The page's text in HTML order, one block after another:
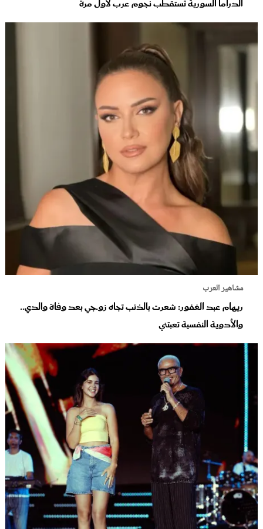
الدراما السورية تستقطب نجوم عرب لأول مرة
مشاهير العرب
ريهام عبد الغفور: شعرت بالذنب تجاه زوجي بعد وفاة والدي..
والأدوية النفسية تعبتني